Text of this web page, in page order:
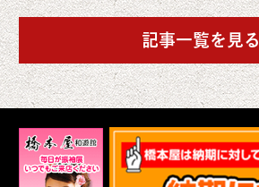
記事一覧を見る